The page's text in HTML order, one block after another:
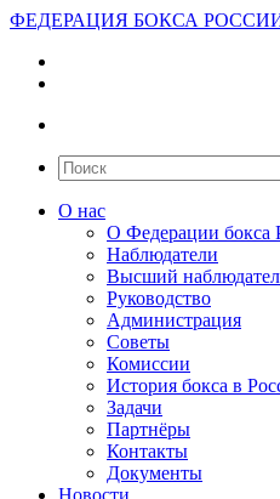
ФЕДЕРАЦИЯ БОКСА
О нас
О Федерации бокса
Наблюдатели
Высший
Руководство
Администрация
Советы
Комиссии
История бокса в
Задачи
Партнёры
Контакты
Документы
Новости